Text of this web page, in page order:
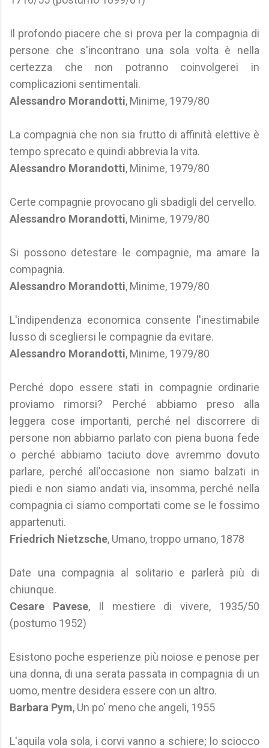
Il profondo piacere che si prova per la compagnia di
persone che s'incontrano una sola volta è nella
certezza che non potranno coinvolgerei in
complicazioni sentimentali.
Alessandro Morandotti, Minime, 1979/80
La compagnia che non sia frutto di affinità elettive è
tempo sprecato e quindi abbrevia la vita.
Alessandro Morandotti, Minime, 1979/80
Certe compagnie provocano gli sbadigli del cervello.
Alessandro Morandotti, Minime, 1979/80
Si possono detestare le compagnie, ma amare la
compagnia.
Alessandro Morandotti, Minime, 1979/80
L'indipendenza economica consente l'inestimabile
lusso di scegliersi le compagnie da evitare.
Alessandro Morandotti, Minime, 1979/80
Perché dopo essere stati in compagnie ordinarie
proviamo rimorsi? Perché abbiamo preso alla
leggera cose importanti, perché nel discorrere di
persone non abbiamo parlato con piena buona fede
o perché abbiamo taciuto dove avremmo dovuto
parlare, perché all'occasione non siamo balzati in
piedi e non siamo andati via, insomma, perché nella
compagnia ci siamo comportati come se le fossimo
appartenuti.
Friedrich Nietzsche, Umano, troppo umano, 1878
Date una compagnia al solitario e parlerà più di
chiunque.
Cesare Pavese, Il mestiere di vivere, 1935/50
(postumo 1952)
Esistono poche esperienze più noiose e penose per
una donna, di una serata passata in compagnia di un
uomo, mentre desidera essere con un altro.
Barbara Pym, Un po' meno che angeli, 1955
L'aquila vola sola, i corvi vanno a schiere; lo sciocco